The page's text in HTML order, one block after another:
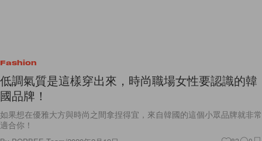
Fashion
低調氣質是這樣穿出來，時尚職場女性要認識的韓
國品牌！
如果想在優雅大方與時尚之間拿捏得宜，來自韓國的這個小眾品牌就非常
適合你！